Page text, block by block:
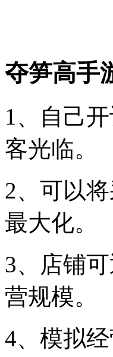
夺笋高手
1、自己
客光临。
2、可以
最大化。
3、店铺
营规模。
4、模拟